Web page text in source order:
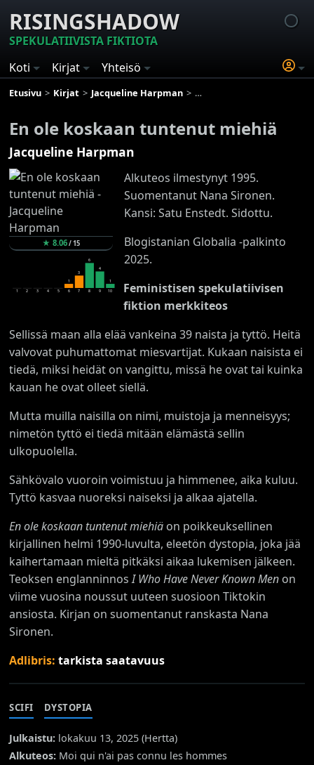
RISINGSHADOW
SPEKULATIIVISTA FIKTIOTA
Koti
Kirjat Yhteisö
Etusivu Kirjat Jacqueline Harpman En ole koskaan tuntenut
En ole koskaan tuntenut miehiä
Jacqueline Harpman
★8.06/15
1 2 3 4 5
1
6
3
7
6
8
4
9
1
10
Alkuteos ilmestynyt 1995.
Suomentanut Nana Sironen.
Kansi: Satu Enstedt. Sidottu.
Blogistanian Globalia -palkinto
2025.
Feministisen spekulatiivisen
fiktion merkkiteos
Sellissä maan alla elää vankeina 39 naista ja tyttö. Heitä
valvovat puhumattomat miesvartijat. Kukaan naisista ei
tiedä, miksi heidät on vangittu, missä he ovat tai kuinka
kauan he ovat olleet siellä.
Mutta muilla naisilla on nimi, muistoja ja menneisyys;
nimetön tyttö ei tiedä mitään elämästä sellin
ulkopuolella.
Sähkövalo vuoroin voimistuu ja himmenee, aika kuluu.
Tyttö kasvaa nuoreksi naiseksi ja alkaa ajatella.
En ole koskaan tuntenut miehiä on poikkeuksellinen
kirjallinen helmi 1990-luvulta, eleetön dystopia, joka jää
kaihertamaan mieltä pitkäksi aikaa lukemisen jälkeen.
Teoksen englanninnosI Who Have Never Known Men on
viime vuosina noussut uuteen suosioon Tiktokin
ansiosta. Kirjan on suomentanut ranskasta Nana
Sironen.
Adlibris:tarkista saatavuus
SCIFI DYSTOPIA
Julkaistu: lokakuu 13, 2025 (Hertta)
Alkuteos: Moi qui n'ai pas connu les hommes